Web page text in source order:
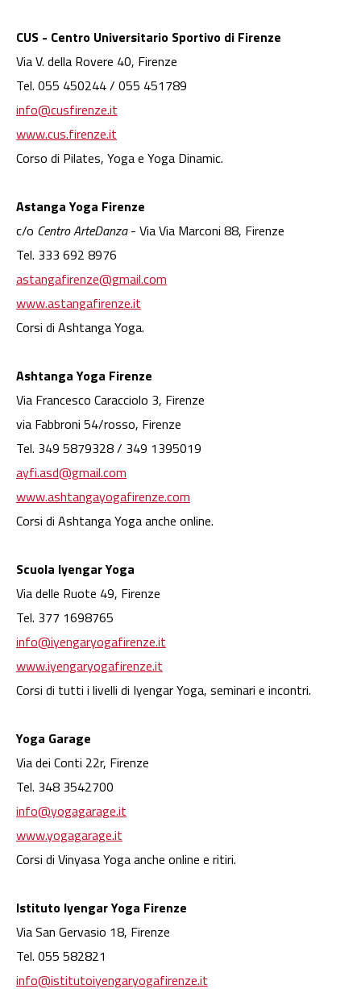
CUS - Centro Universitario Sportivo di Firenze
Via V. della Rovere 40, Firenze
Tel. 055 450244 / 055 451789
info@cusfirenze.it
www.cus.firenze.it
Corso di Pilates, Yoga e Yoga Dinamic.
Astanga Yoga Firenze
c/o Centro ArteDanza- Via Via Marconi 88, Firenze
Tel. 333 692 8976
astangafirenze@gmail.com
www.astangafirenze.it
Corsi di Ashtanga Yoga.
Ashtanga Yoga Firenze
Via Francesco Caracciolo 3, Firenze
via Fabbroni 54/rosso, Firenze
Tel. 349 5879328 / 349 1395019
ayfi.asd@gmail.com
www.ashtangayogafirenze.com
Corsi di Ashtanga Yoga anche online.
Scuola Iyengar Yoga
Via delle Ruote 49, Firenze
Tel. 377 1698765
info@iyengaryogafirenze.it
www.iyengaryogafirenze.it
Corsi di tutti i livelli di Iyengar Yoga, seminari e incontri.
Yoga Garage
Via dei Conti 22r, Firenze
Tel. 348 3542700
info@yogagarage.it
www.yogagarage.it
Corsi di Vinyasa Yoga anche online e ritiri.
Istituto Iyengar Yoga Firenze
Via San Gervasio 18, Firenze
Tel. 055 582821
info@istitutoiyengaryogafirenze.it